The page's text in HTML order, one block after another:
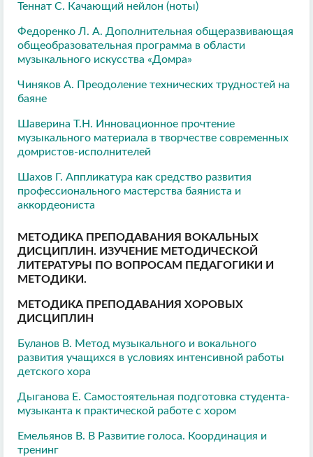
Теннат С. Качающий нейлон (ноты)
Федоренко Л. А. Дополнительная общеразвивающая
общеобразовательная программа в области
музыкального искусства «Домра»
Чиняков А. Преодоление технических трудностей на
баяне
Шаверина Т.Н. Инновационное прочтение
музыкального материала в творчестве современных
домристов-исполнителей
Шахов Г. Аппликатура как средство развития
профессионального мастерства баяниста и
аккордеониста
МЕТОДИКА ПРЕПОДАВАНИЯ ВОКАЛЬНЫХ
ДИСЦИПЛИН. ИЗУЧЕНИЕ МЕТОДИЧЕСКОЙ
ЛИТЕРАТУРЫ ПО ВОПРОСАМ ПЕДАГОГИКИ И
МЕТОДИКИ.
МЕТОДИКА ПРЕПОДАВАНИЯ ХОРОВЫХ
ДИСЦИПЛИН
Буланов В. Метод музыкального и вокального
развития учащихся в условиях интенсивной работы
детского хора
Дыганова Е. Самостоятельная подготовка студента-
музыканта к практической работе с хором
Емельянов В. В Развитие голоса. Координация и
тренинг